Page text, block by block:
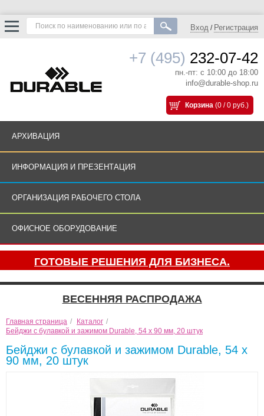
Вход / Регистрация
+7 (495) 232-07-42
пн.-пт: с 10:00 до 18:00
info@durable-shop.ru
Корзина (0 / 0 руб.)
АРХИВАЦИЯ
ИНФОРМАЦИЯ И ПРЕЗЕНТАЦИЯ
ОРГАНИЗАЦИЯ РАБОЧЕГО СТОЛА
ОФИСНОЕ ОБОРУДОВАНИЕ
ГОТОВЫЕ РЕШЕНИЯ ДЛЯ БИЗНЕСА.
ВЕСЕННЯЯ РАСПРОДАЖА
Главная страница / Каталог /
Бейджи с булавкой и зажимом Durable, 54 x 90 мм, 20 штук
Бейджи с булавкой и зажимом Durable, 54 x
90 мм, 20 штук